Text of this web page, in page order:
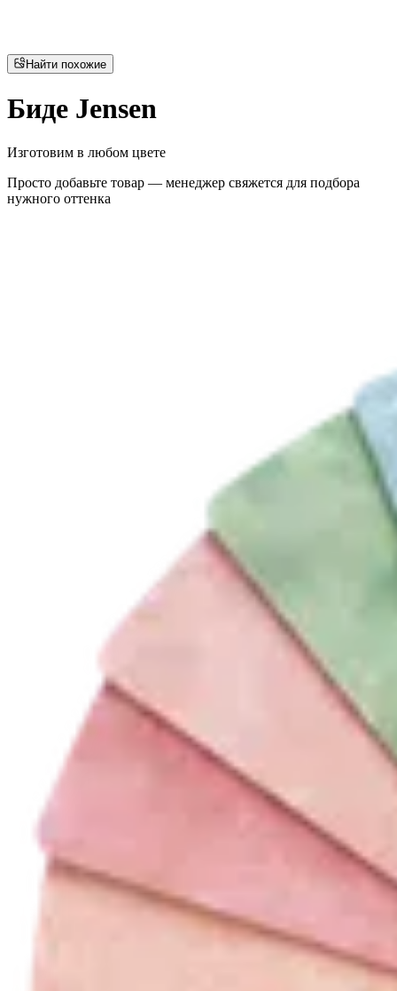
Найти похожие
Биде Jensen
Изготовим в любом цвете
Просто добавьте товар — менеджер свяжется для подбора
нужного оттенка